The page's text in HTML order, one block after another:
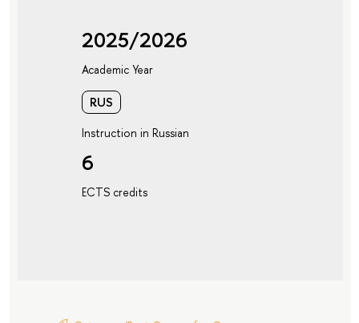
2025/2026
Academic Year
RUS
Instruction in Russian
6
ECTS credits